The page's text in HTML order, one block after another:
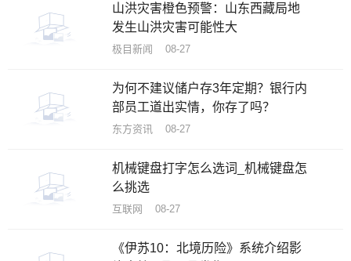
山洪灾害橙色预警：山东西藏局地
发生山洪灾害可能性大
极目新闻 08-27
为何不建议储户存3年定期？银行内
部员工道出实情，你存了吗？
东方资讯 08-27
机械键盘打字怎么选词_机械键盘怎
么挑选
互联网 08-27
《伊苏10：北境历险》系统介绍影